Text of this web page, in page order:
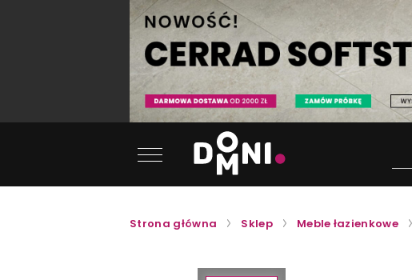
Strona główna Sklep Meble łazienkowe